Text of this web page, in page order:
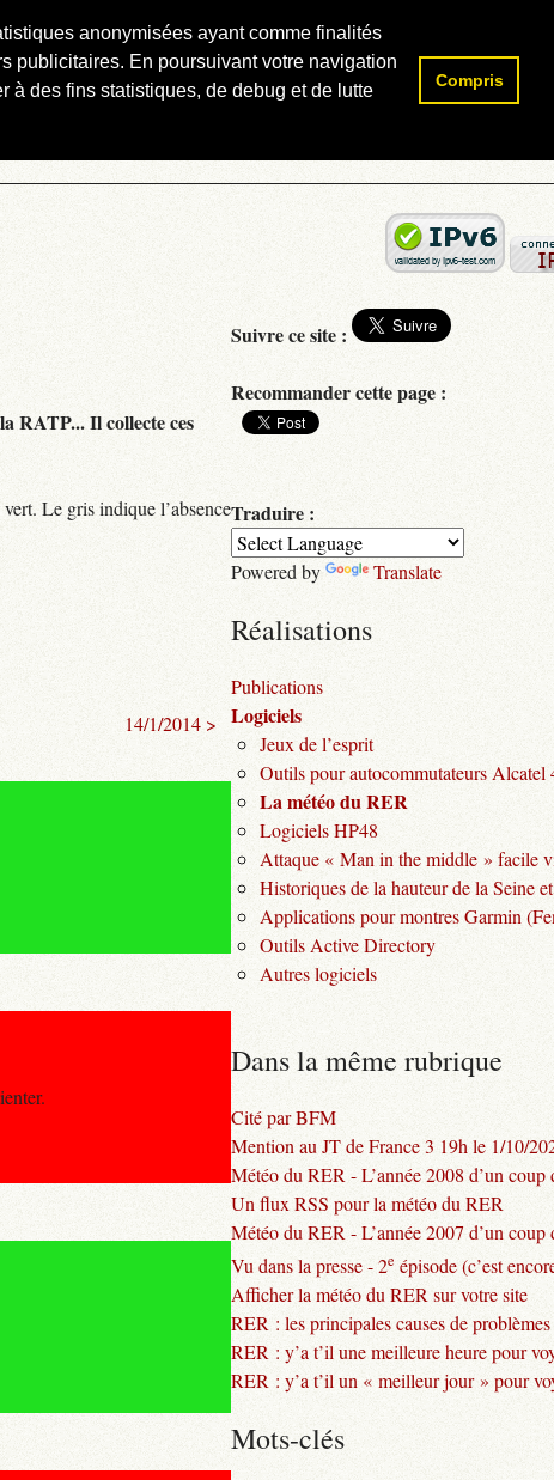
anonymisées ayant comme finalités
publicitaires. En poursuivant votre navigation
à des fins statistiques, de debug et de lutte
Compris
RATP... Il collecte ces
Le gris indique l’absence
14/1/2014 >
Rechercher :
Suivre ce site :
Recommander cette page :
Traduire :
Powered by Translate
Réalisations
Publications
Logiciels
Jeux de l’esprit
Outils pour autocommutateurs Alcatel
La météo du RER
Logiciels HP48
Attaque « Man in the middle » facile
Historiques de la hauteur de la Seine
Applications pour montres Garmin
Outils Active Directory
Autres logiciels
Dans la même rubrique
Cité par BFM
Mention au JT de France 3 19h le 1/10/
Météo du RER - L’année 2008 d’un coup
Un flux RSS pour la météo du RER
Météo du RER - L’année 2007 d’un coup
Vu dans la presse - 2e épisode (c’est
Afficher la météo du RER sur votre site
RER : les principales causes de problèmes
RER : y’a t’il une meilleure heure pour
RER : y’a t’il un « meilleur jour » pour
Mots-clés